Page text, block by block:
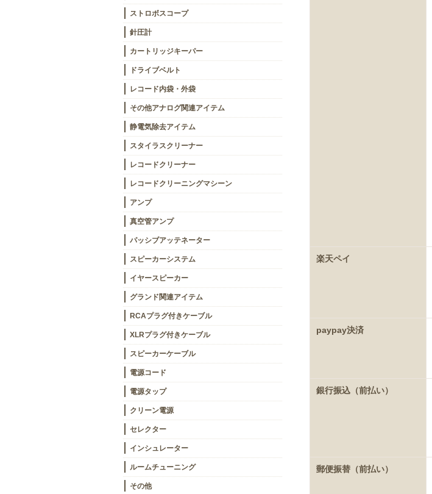
ストロボスコープ
針圧計
カートリッジキーパー
ドライブベルト
レコード内袋・外袋
その他アナログ関連アイテム
静電気除去アイテム
スタイラスクリーナー
レコードクリーナー
レコードクリーニングマシーン
アンプ
真空管アンプ
パッシブアッテネーター
スピーカーシステム
イヤースピーカー
グランド関連アイテム
RCAプラグ付きケーブル
XLRプラグ付きケーブル
スピーカーケーブル
電源コード
電源タップ
クリーン電源
セレクター
インシュレーター
ルームチューニング
その他
楽天ペイ
paypay決済
銀行振込（前払い）
郵便振替（前払い）